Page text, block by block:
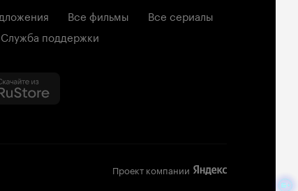
Все фильмы
Все сериалы
Служба поддержки
Проект компании